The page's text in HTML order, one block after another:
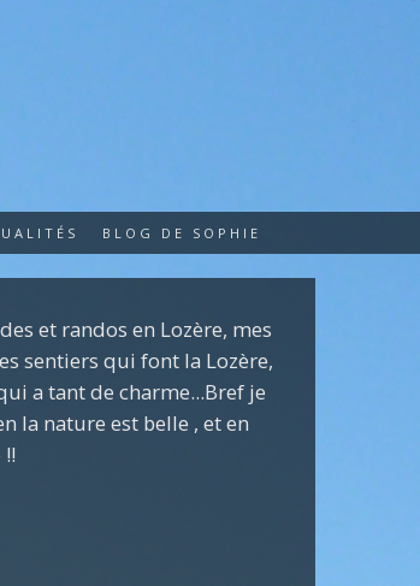
BLOG DE SOPHIE
et randos en Lozère, mes
sentiers qui font la Lozère,
a tant de charme...Bref je
la nature est belle , et en